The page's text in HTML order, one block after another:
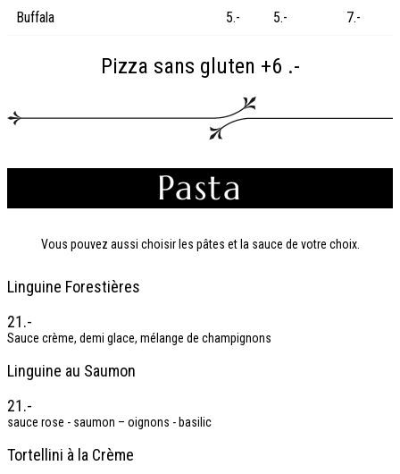
Buffala 5.- 5.- 7.-
Pizza sans gluten +6 .-
Pasta
Vous pouvez aussi choisir les pâtes et la sauce de votre choix.
Linguine Forestières
21.-
Sauce crème, demi glace, mélange de champignons
Linguine au Saumon
21.-
sauce rose - saumon – oignons - basilic
Tortellini à la Crème